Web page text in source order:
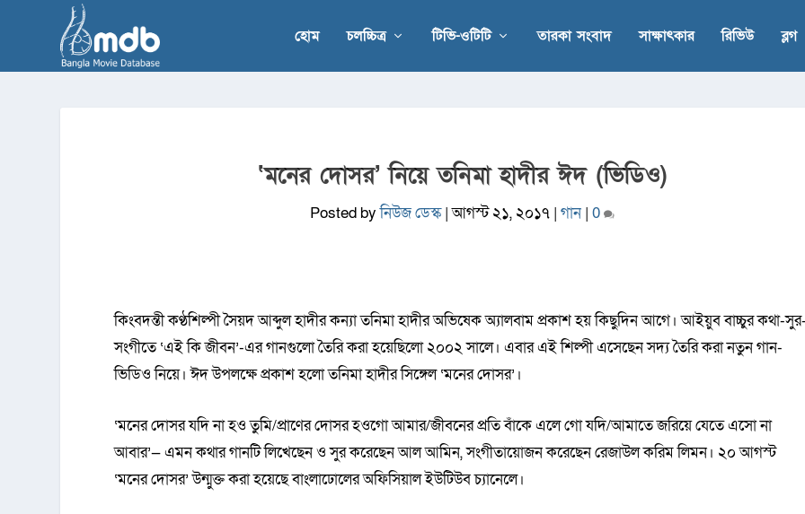
হোম চলচ্চিত্র টিভি-ওটিটি তারকা সংবাদ সাক্ষাৎকার রিভিউ ব্লগ
‘মনের দোসর’ নিয়ে তনিমা হাদীর ঈদ (ভিডিও)
Posted byনিউজ ডেস্ক|আগস্ট ২১, ২০১৭ |গান|0
কিংবদন্তী কণ্ঠশিল্পী সৈয়দ আব্দুল হাদীর কন্যা তনিমা হাদীর অভিষেক অ্যালবাম প্রকাশ হয় কিছুদিন আগে। আইয়ুব বাচ্চুর কথা-
সংগীতে ‘এই কি জীবন’-এর গানগুলো তৈরি করা হয়েছিলো ২০০২ সালে। এবার এই শিল্পী এসেছেন সদ্য তৈরি করা নতুন গান-
ভিডিও নিয়ে। ঈদ উপলক্ষে প্রকাশ হলো তনিমা হাদীর সিঙ্গেল ‘মনের দোসর’।
‘মনের দোসর যদি না হও তুমি/প্রাণের দোসর হওগো আমার/জীবনের প্রতি বাঁকে এলে গো যদি/আমাতে জরিয়ে যেতে এসো না
আবার’— এমন কথার গানটি লিখেছেন ও সুর করেছেন আল আমিন, সংগীতায়োজন করেছেন রেজাউল করিম লিমন। ২০ আগস্ট
‘মনের দোসর’ উন্মুক্ত করা হয়েছে বাংলাঢোলের অফিসিয়াল ইউটিউব চ্যানেলে।